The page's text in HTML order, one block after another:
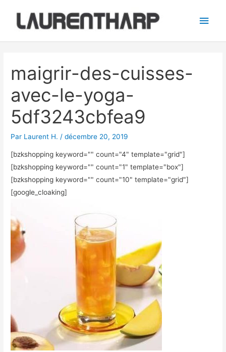
contenu
maigrir-des-cuisses-
avec-le-yoga-
5df3243cbfea9
Par Laurent H. /décembre 20, 2019
[bzkshopping keyword="" count="4" template="grid"]
[bzkshopping keyword="" count="1" template="box"]
[bzkshopping keyword="" count="10" template="grid"]
[google_cloaking]
articles